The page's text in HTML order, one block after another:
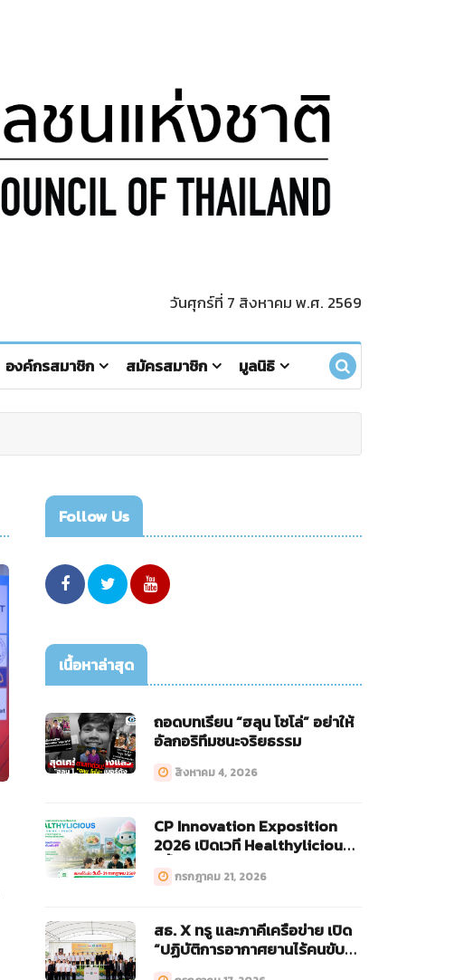
วันศุกร์ที่ 7 สิงหาคม พ.ศ. 2569
องค์กรสมาชิก สมัครสมาชิก มูลนิธิ
Follow Us
เนื้อหาล่าสุด
ถอดบทเรียน “ฮลุน โซโล่” อย่าให้
อัลกอริทึมชนะจริยธรรม
สิงหาคม 4, 2026
CP Innovation Exposition
2026 เปิดเวที Healthylicious
กรกฎาคม 21, 2026
สธ. X ทรู และภาคีเครือข่าย เปิด
“ปฏิบัติการอากาศยานไร้คนขับ